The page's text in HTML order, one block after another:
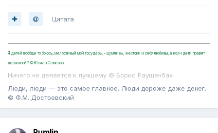
Цитата
Я детей вообще то боюсь, милостивый мой государь, - шумливы, жестоки и себялюбивы, а коли дети правят
державой? ©Юлиан Семёнов
Ничего не делается к лучшему © Борис Раушенбах
Люди, люди — это самое главное. Люди дороже даже денег.
© Ф.М. Достоевский